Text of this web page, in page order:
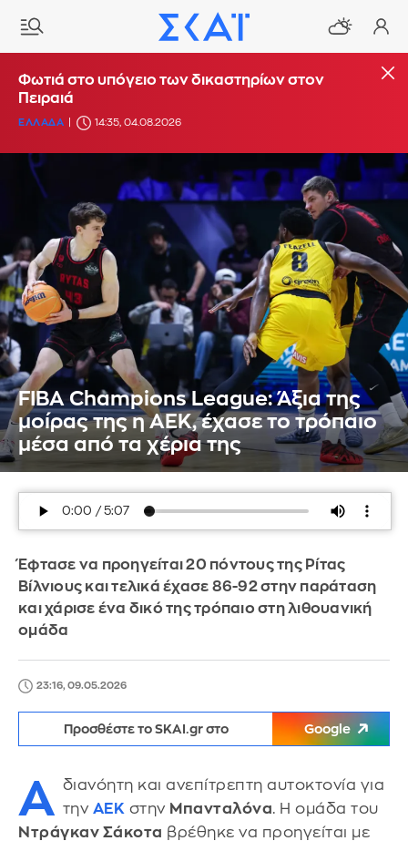
Φωτιά στο υπόγειο των δικαστηρίων στον
Πειραιά
ΕΛΛΑΔΑ 14:35, 04.08.2026
FIBA Champions League: Άξια της
μοίρας της η ΑΕΚ, έχασε το τρόπαιο
μέσα από τα χέρια της
Έφτασε να προηγείται 20 πόντους της Ρίτας
Βίλνιους και τελικά έχασε 86-92 στην παράταση
και χάρισε ένα δικό της τρόπαιο στη λιθουανική
ομάδα
23:16, 09.05.2026
Προσθέστε το SKAI.gr στο Google
Α διανόητη και ανεπίτρεπτη αυτοκτονία για
την ΑΕΚ στην Μπανταλόνα. Η ομάδα του
Ντράγκαν Σάκοτα βρέθηκε να προηγείται με